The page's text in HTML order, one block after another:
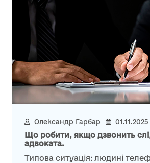
Олександр Гарбар 01.11.2025
Що робити, якщо дзвонить
адвоката.
Типова ситуація: людині